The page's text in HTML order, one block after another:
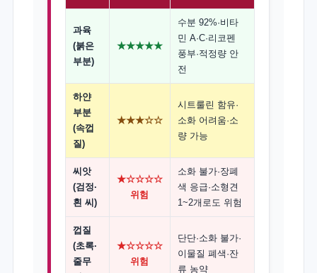
과육
(붉은
부분)
★★★★★
수분 92%·비타
민 A·C·리코펜
풍부·적정량 안
전
하얀
부분
(속껍
질)
★★★☆☆
시트룰린 함유·
소화 어려움·소
량 가능
씨앗
(검정·
흰 씨)
★☆☆☆☆
위험
소화 불가·장폐
색 응급·소형견
1~2개로도 위험
껍질
(초록·
줄무
★☆☆☆☆
위험
단단·소화 불가·
이물질 폐색·잔
류 농약